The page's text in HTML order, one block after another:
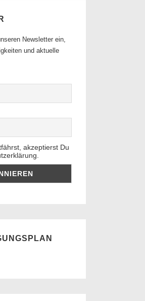
Newsletter ein,
und aktuelle
akzeptierst Du